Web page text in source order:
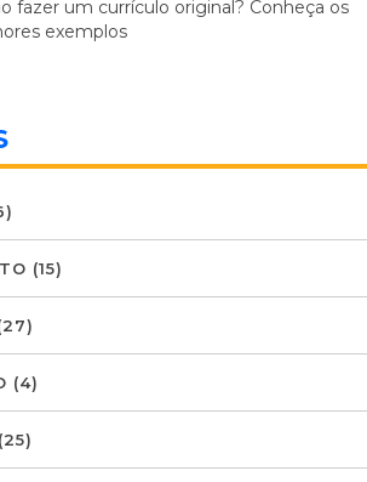
fazer um currículo original? Conheça os
exemplos
(15)
(4)
(25)